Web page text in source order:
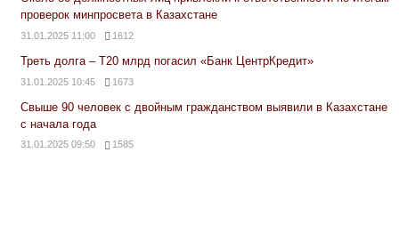
проверок минпросвета в Казахстане
31.01.2025 11:00 1612
Треть долга – Т20 млрд погасил «Банк ЦентрКредит»
31.01.2025 10:45 1673
Свыше 90 человек с двойным гражданством выявили в Казахстане
с начала года
31.01.2025 09:50 1585